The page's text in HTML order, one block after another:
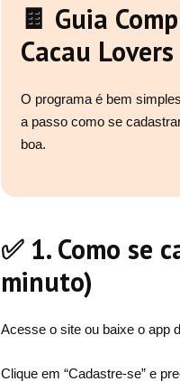
🍫 Guia
Cacau Lovers
O programa é bem
a passo como se
boa.
✅ 1. Como se
minuto)
Acesse o site ou baixe o app
Clique em “Cadastre-se” e